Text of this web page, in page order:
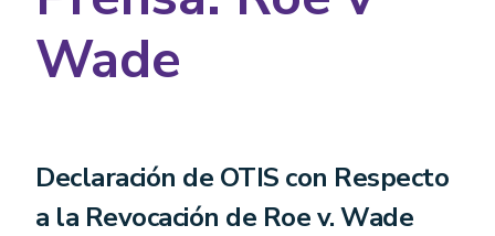
Wade
Declaración de OTIS con Respecto
a la Revocación de Roe v. Wade